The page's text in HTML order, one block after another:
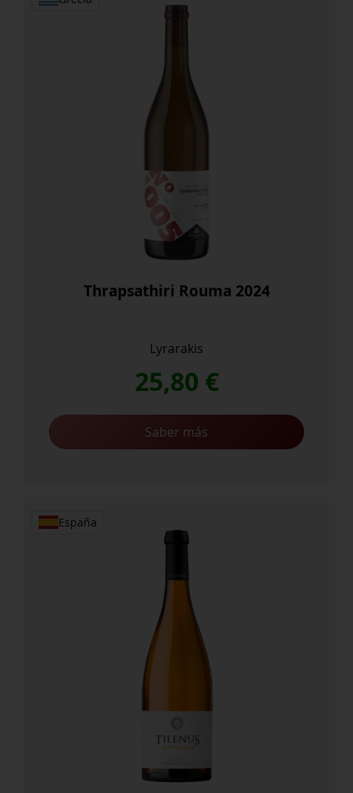
Thrapsathiri Rouma 2024
Lyrarakis
25,80 €
Saber más
España